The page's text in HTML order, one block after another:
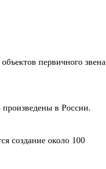
первичного звена
в России.
создание около 100